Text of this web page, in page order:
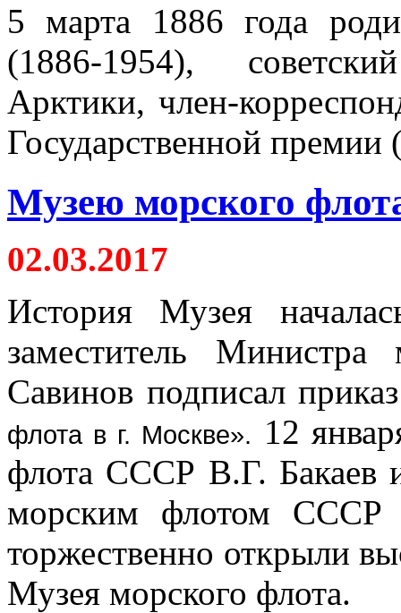
5 марта 1886 года
(1886-1954),
Арктики, член-
Государственной премии
Музею морского
02.03.2017
История Музея
заместитель
Савинов подписал
флота в г. Москве». 12
флота СССР В.Г. Бакаев
морским флотом СССР
торжественно открыли
Музея морского флота.